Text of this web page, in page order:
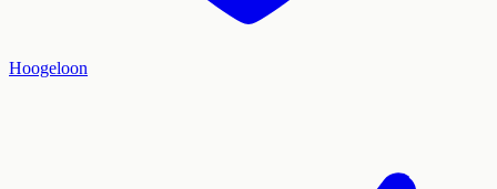
Hoogeloon